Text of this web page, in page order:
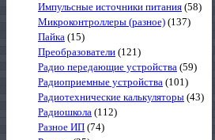
Импульсные источники питания (58)
Микроконтроллеры (разное) (137)
Пайка (15)
Преобразователи (121)
Радио передающие устройства (59)
Радиоприемные устройства (101)
Радиотехнические калькуляторы (43)
Радиошкола (112)
Разное ИП (74)